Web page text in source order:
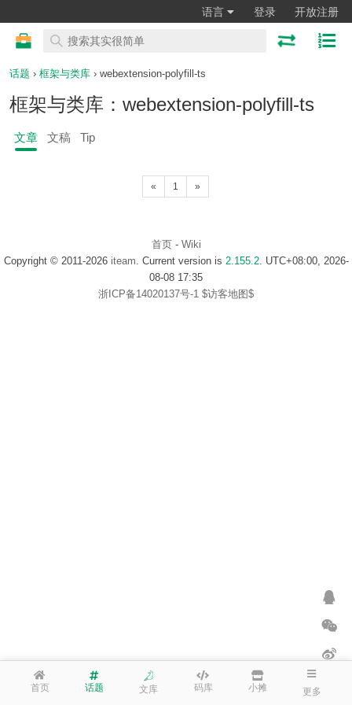
语言 登录 开放注册
首页 话题 文库 码库 小摊 更多
话题 › 框架与类库 › webextension-polyfill-ts
框架与类库：webextension-polyfill-ts
文章 文稿 Tip
« 1 »
首页- Wiki
Copyright © 2011-2026 iteam . Current version is 2.155.2. UTC+08:00, 2026-
08-08 17:35
浙ICP备14020137号-1 $访客地图$